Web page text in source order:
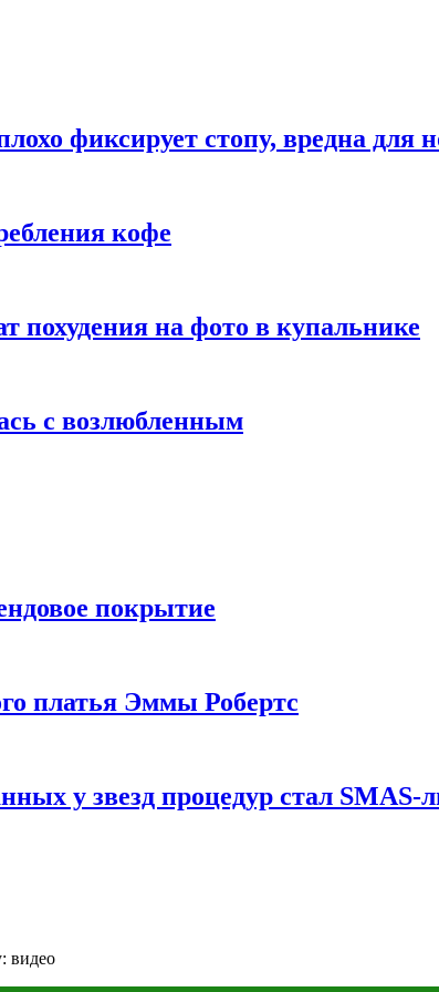
фиксирует стопу, вредна для
кофе
похудения на фото в купальнике
с возлюбленным
покрытие
платья Эммы Робертс
у звезд процедур стал SMAS-
видео